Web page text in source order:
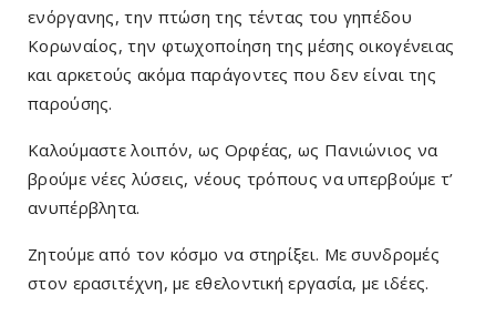
ενόργανης, την πτώση της τέντας του γηπέδου
Κορωναίος, την φτωχοποίηση της μέσης οικογένειας
και αρκετούς ακόμα παράγοντες που δεν είναι της
παρούσης.
Καλούμαστε λοιπόν, ως Ορφέας, ως Πανιώνιος να
βρούμε νέες λύσεις, νέους τρόπους να υπερβούμε τ’
ανυπέρβλητα.
Ζητούμε από τον κόσμο να στηρίξει. Με συνδρομές
στον ερασιτέχνη, με εθελοντική εργασία, με ιδέες.